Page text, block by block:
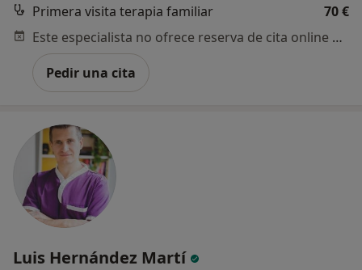
Primera visita terapia familiar
70 €
Este especialista no ofrece reserva de cita online en esta dirección.
Pedir una cita
Luis Hernández Martí